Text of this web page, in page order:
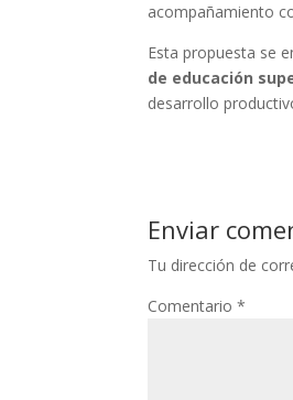
acompañamiento
Esta propuesta se
de educación
desarrollo
Enviar
Tu dirección de
Comentario*